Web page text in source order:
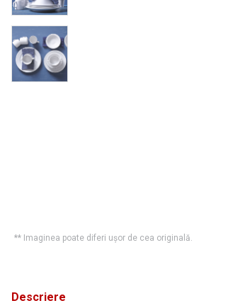
** Imaginea poate diferi ușor de cea originală.
Descriere